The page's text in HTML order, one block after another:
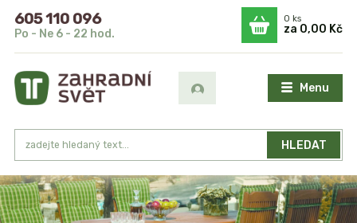
Menu
HLEDAT
605 110 096
Po - Ne 6 - 22 hod.
0ks
za 0,00 Kč